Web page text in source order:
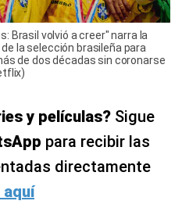
Brasil volvió a creer" narra la
la selección brasileña para
de dos décadas sin coronarse
y películas? Sigue
para recibir las
directamente
aquí